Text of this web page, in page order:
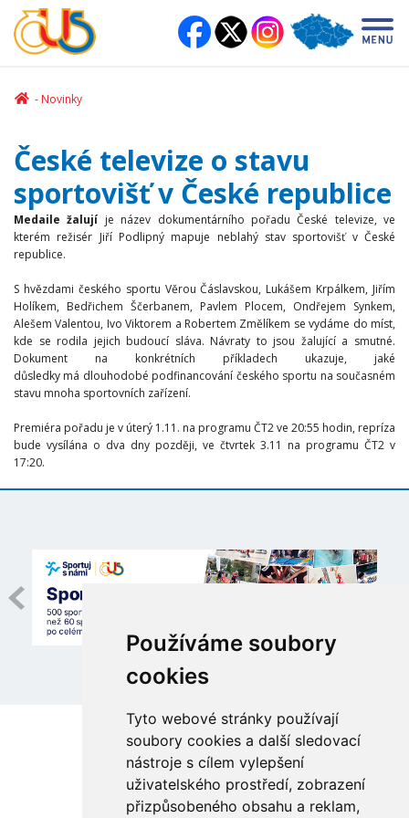
Používáme soubory
cookies
Tyto webové stránky používají
soubory cookies a další sledovací
nástroje s cílem vylepšení
uživatelského prostředí, zobrazení
přizpůsobeného obsahu a reklam,
Novinky
České televize o stavu
sportovišť v České republice
Medaile žalují je název dokumentárního pořadu České televize, ve
kterém režisér Jiří Podlipný mapuje neblahý stav sportovišť v České
republice.
S hvězdami českého sportu Věrou Čáslavskou, Lukášem Krpálkem, Jiřím
Holíkem, Bedřichem Ščerbanem, Pavlem Plocem, Ondřejem Synkem,
Alešem Valentou, Ivo Viktorem a Robertem Změlíkem se vydáme do míst,
kde se rodila jejich budoucí sláva. Návraty to jsou žalující a smutné.
Dokument na konkrétních příkladech ukazuje, jaké
důsledky má dlouhodobé podfinancování českého sportu na současném
stavu mnoha sportovních zařízení.
Premiéra pořadu je v úterý 1.11. na programu ČT2 ve 20:55 hodin, repríza
bude vysílána o dva dny později, ve čtvrtek 3.11 na programu ČT2 v
17:20.
Česká unie sportu, z.s.